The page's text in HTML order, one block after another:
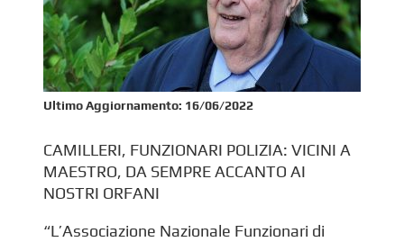
Ultimo Aggiornamento: 16/06/2022
CAMILLERI, FUNZIONARI POLIZIA: VICINI A
MAESTRO, DA SEMPRE ACCANTO AI
NOSTRI ORFANI
“L’Associazione Nazionale Funzionari di